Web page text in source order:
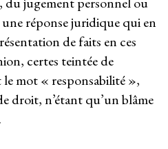
réponse juridique qui en
de faits en ces
certes teintée de
mot « responsabilité »,
droit, n’étant qu’un blâme